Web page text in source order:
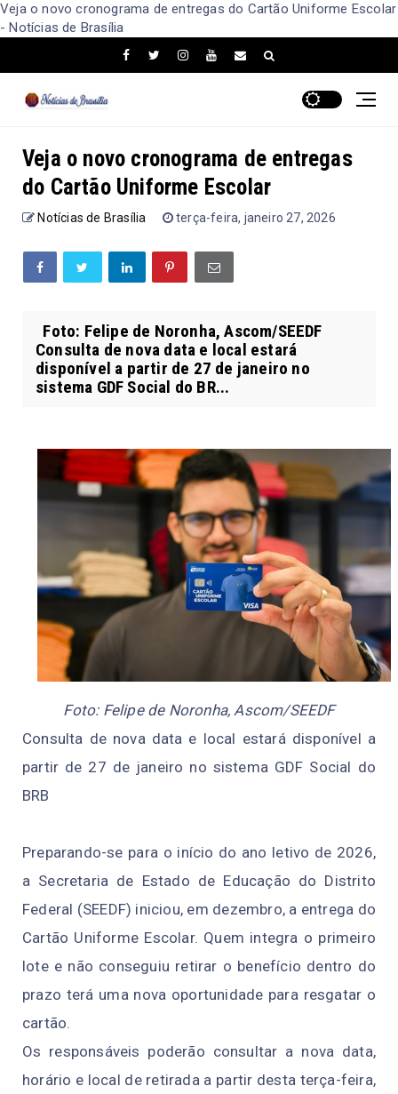
Veja o novo cronograma de entregas do Cartão Uniforme Escolar
- Notícias de Brasília
Veja o novo cronograma de entregas
do Cartão Uniforme Escolar
Notícias de Brasília terça-feira, janeiro 27, 2026
Foto: Felipe de Noronha, Ascom/SEEDF
Consulta de nova data e local estará
disponível a partir de 27 de janeiro no
sistema GDF Social do BR...
Foto: Felipe de Noronha, Ascom/SEEDF
Consulta de nova data e local estará disponível a
partir de 27 de janeiro no sistema GDF Social do
BRB
Preparando-se para o início do ano letivo de 2026,
a Secretaria de Estado de Educação do Distrito
Federal (SEEDF) iniciou, em dezembro, a entrega do
Cartão Uniforme Escolar. Quem integra o primeiro
lote e não conseguiu retirar o benefício dentro do
prazo terá uma nova oportunidade para resgatar o
cartão.
Os responsáveis poderão consultar a nova data,
horário e local de retirada a partir desta terça-feira,